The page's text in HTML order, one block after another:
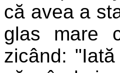
că avea a
glas mare
zicând: